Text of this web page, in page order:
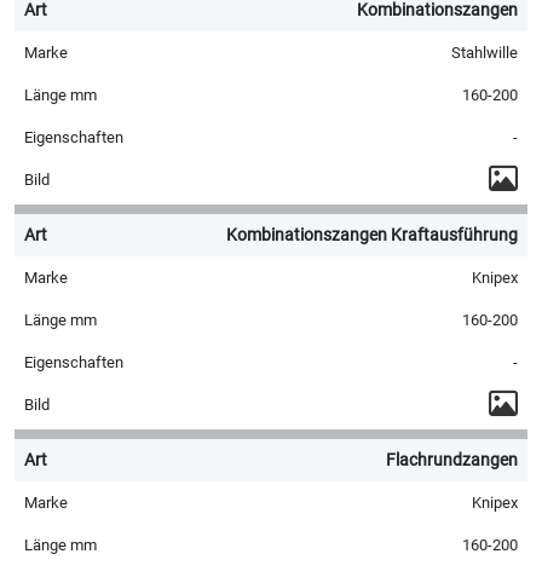
Kombinationszangen
Stahlwille
160-200
-
Kombinationszangen Kraftausführung
Knipex
160-200
-
Flachrundzangen
Knipex
160-200